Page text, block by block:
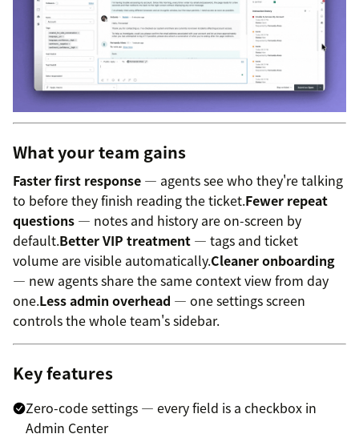
What your team gains
Faster first response — agents see who they're talking
to before they finish reading the ticket.Fewer repeat
questions — notes and history are on-screen by
default.Better VIP treatment — tags and ticket
volume are visible automatically.Cleaner onboarding
— new agents share the same context view from day
one.Less admin overhead — one settings screen
controls the whole team's sidebar.
Key features
Zero-code settings — every field is a checkbox in
Admin Center